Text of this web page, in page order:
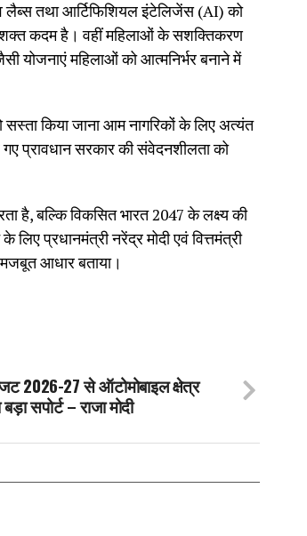
लैब्स तथा आर्टिफिशियल इंटेलिजेंस (AI) को
सशक्त कदम है। वहीं महिलाओं के सशक्तिकरण
योजनाएं महिलाओं को आत्मनिर्भर बनाने में
सस्ता किया जाना आम नागरिकों के लिए अत्यंत
गए प्रावधान सरकार की संवेदनशीलता को
है, बल्कि विकसित भारत 2047 के लक्ष्य की
प्रधानमंत्री नरेंद्र मोदी एवं वित्तमंत्री
आधार बताया।
2026-27 से ऑटोमोबाइल क्षेत्र
सपोर्ट – राजा मोदी